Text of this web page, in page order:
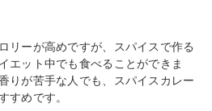
リーが高めですが、スパイスで作る
エット中でも食べることができま
りが苦手な人でも、スパイスカレー
すめです。